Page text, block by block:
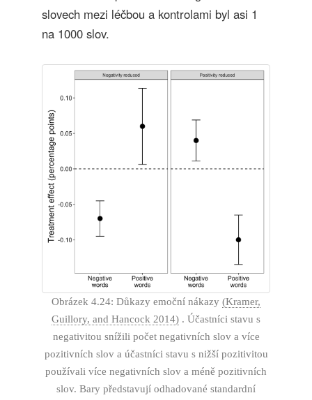
slovech mezi léčbou a kontrolami byl asi 1
na 1000 slov.
Obrázek 4.24: Důkazy emoční nákazy (Kramer,
Guillory, and Hancock 2014) . Účastníci stavu s
negativitou snížili počet negativních slov a více
pozitivních slov a účastníci stavu s nižší pozitivitou
používali více negativních slov a méně pozitivních
slov. Bary představují odhadované standardní